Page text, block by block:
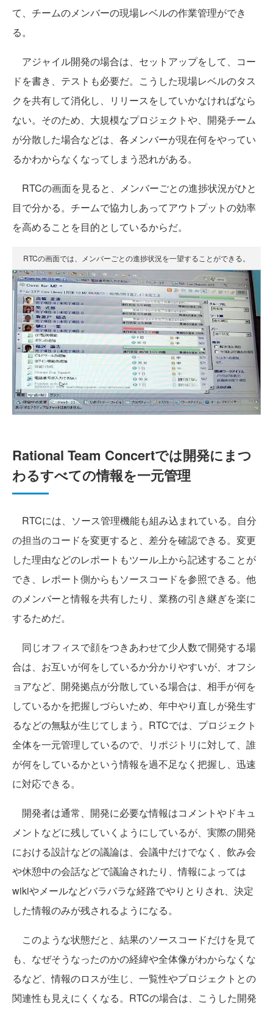
て、チームのメンバーの現場レベルの作業管理ができ
る。
アジャイル開発の場合は、セットアップをして、コー
ドを書き、テストも必要だ。こうした現場レベルのタス
クを共有して消化し、リリースをしていかなければなら
ない。そのため、大規模なプロジェクトや、開発チーム
が分散した場合などは、各メンバーが現在何をやってい
るかわからなくなってしまう恐れがある。
RTCの画面を見ると、メンバーごとの進捗状況がひと
目で分かる。チームで協力しあってアウトプットの効率
を高めることを目的としているからだ。
RTCの画面では、メンバーごとの進捗状況を一望することができる。
Rational Team Concertでは開発にまつ
わるすべての情報を一元管理
RTCには、ソース管理機能も組み込まれている。自分
の担当のコードを変更すると、差分を確認できる。変更
した理由などのレポートもツール上から記述することが
でき、レポート側からもソースコードを参照できる。他
のメンバーと情報を共有したり、業務の引き継ぎを楽に
するためだ。
同じオフィスで顔をつきあわせて少人数で開発する場
合は、お互いが何をしているか分かりやすいが、オフシ
ョアなど、開発拠点が分散している場合は、相手が何を
しているかを把握しづらいため、年中やり直しが発生す
るなどの無駄が生じてしまう。RTCでは、プロジェクト
全体を一元管理しているので、リポジトリに対して、誰
が何をしているかという情報を過不足なく把握し、迅速
に対応できる。
開発者は通常、開発に必要な情報はコメントやドキュ
メントなどに残していくようにしているが、実際の開発
における設計などの議論は、会議中だけでなく、飲み会
や休憩中の会話などで議論されたり、情報によっては
wikiやメールなどバラバラな経路でやりとりされ、決定
した情報のみが残されるようになる。
このような状態だと、結果のソースコードだけを見て
も、なぜそうなったのかの経緯や全体像がわからなくな
るなど、情報のロスが生じ、一覧性やプロジェクトとの
関連性も見えにくくなる。RTCの場合は、こうした開発